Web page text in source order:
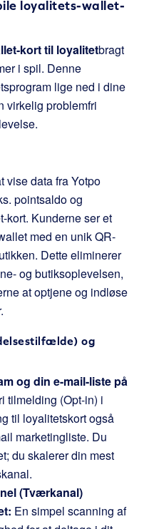
loyalitets-wallet-
kort til loyalitetbragt
i spil. Denne
lige ned i dine
virkelig problemfri
vise data fra Yotpo
pointsaldo og
kort. Kunderne ser et
med en unik QR-
Dette eliminerer
og butiksoplevelsen,
at optjene og indløse
og
og din e-mail-liste på
tilmelding (Opt-in) i
til loyalitetskort også
marketingliste. Du
du skalerer din mest
(Tværkanal)
En simpel scanning af